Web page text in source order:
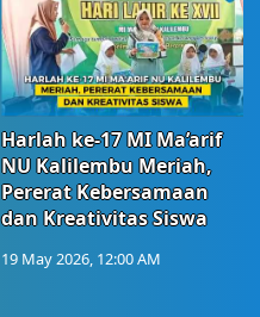
Harlah ke-17 MI Ma’arif
NU Kalilembu Meriah,
Pererat Kebersamaan
dan Kreativitas Siswa
19 May 2026, 12:00 AM